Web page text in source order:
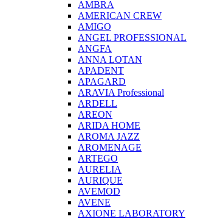
AMBRA
AMERICAN CREW
AMIGO
ANGEL PROFESSIONAL
ANGFA
ANNA LOTAN
APADENT
APAGARD
ARAVIA Professional
ARDELL
AREON
ARIDA HOME
AROMA JAZZ
AROMENAGE
ARTEGO
AURELIA
AURIQUE
AVEMOD
AVENE
AXIONE LABORATORY